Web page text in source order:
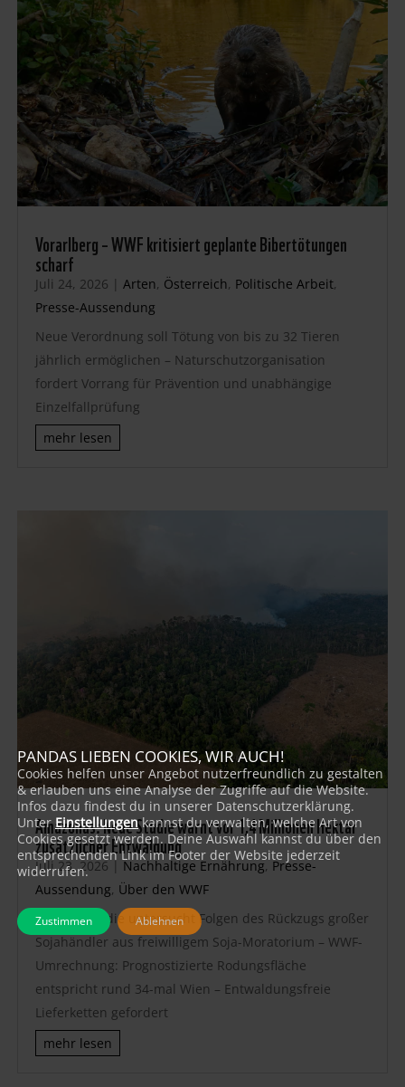
Vorarlberg – WWF kritisiert geplante Bibertötungen
scharf
Juli 24, 2026 | Arten, Österreich, Politische Arbeit,
Presse-Aussendung
Neue Verordnung soll Tötung von bis zu 32 Tieren
jährlich ermöglichen – Naturschutzorganisation
fordert Vorrang für Prävention und unabhängige
Einzelfallprüfung
mehr lesen
Amazonas: Neue Studie warnt vor 1,4 Millionen Hektar
zusätzlicher Entwaldung
Juli 23, 2026|Nachhaltige Ernährung,Presse-
Aussendung, Über den WWF
Science-Studie untersucht Folgen des Rückzugs großer
Sojahändler aus freiwilligem Soja-Moratorium – WWF-
Umrechnung: Prognostizierte Rodungsfläche
entspricht rund 34-mal Wien – Entwaldungsfreie
Lieferketten gefordert
mehr lesen
PANDAS LIEBEN COOKIES, WIR AUCH!
Cookies helfen unser Angebot nutzerfreundlich zu gestalten
& erlauben uns eine Analyse der Zugriffe auf die Website.
Infos dazu findest du in unserer Datenschutzerklärung.
UnterEinstellungen kannst du verwalten, welche Art von
Cookies gesetzt werden. Deine Auswahl kannst du über den
entsprechenden Link im Footer der Website jederzeit
widerrufen.
Zustimmen Ablehnen